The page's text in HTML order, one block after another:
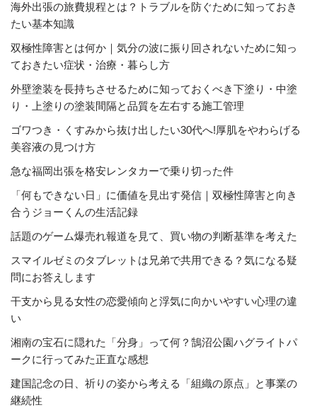
海外出張の旅費規程とは？トラブルを防ぐために知っておき
たい基本知識
双極性障害とは何か｜気分の波に振り回されないために知っ
ておきたい症状・治療・暮らし方
外壁塗装を長持ちさせるために知っておくべき下塗り・中塗
り・上塗りの塗装間隔と品質を左右する施工管理
ゴワつき・くすみから抜け出したい30代へ!厚肌をやわらげる
美容液の見つけ方
急な福岡出張を格安レンタカーで乗り切った件
「何もできない日」に価値を見出す発信｜双極性障害と向き
合うジョーくんの生活記録
話題のゲーム爆売れ報道を見て、買い物の判断基準を考えた
スマイルゼミのタブレットは兄弟で共用できる？気になる疑
問にお答えします
干支から見る女性の恋愛傾向と浮気に向かいやすい心理の違
い
湘南の宝石に隠れた「分身」って何？鵠沼公園ハグライトパ
ークに行ってみた正直な感想
建国記念の日、祈りの姿から考える「組織の原点」と事業の
継続性